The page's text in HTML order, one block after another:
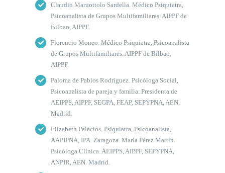
Claudio Maruottolo Sardella. Médico Psiquiatra,
Psicoanalista de Grupos Multifamiliares. AIPPF de
Bilbao, AIPPF.
Florencio Moneo. Médico Psiquiatra, Psicoanalista
de Grupos Multifamiliares. AIPPF de Bilbao,
AIPPF.
Paloma de Pablos Rodríguez. Psicóloga Social,
Psicoanalista de pareja y familia. Presidenta de
AEIPPS, AIPPF, SEGPA, FEAP, SEPYPNA, AEN.
Madrid.
Elizabeth Palacios. Psiquiatra, Psicoanalista,
AAPIPNA, IPA. Zaragoza. María Pérez Martín.
Psicóloga Clínica. AEIPPS, AIPPF, SEPYPNA,
ANPIR, AEN. Madrid.